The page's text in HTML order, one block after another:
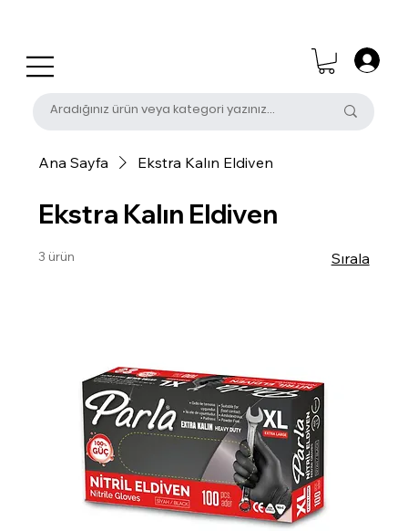
Ana Sayfa Ekstra Kalın Eldiven
Ekstra Kalın Eldiven
3 ürün Sırala